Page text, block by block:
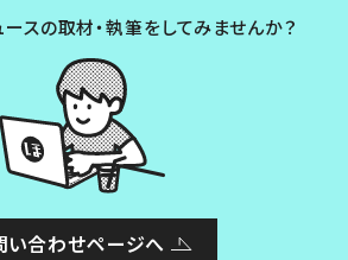
スの取材・執筆をしてみませんか？
い合わせページへ